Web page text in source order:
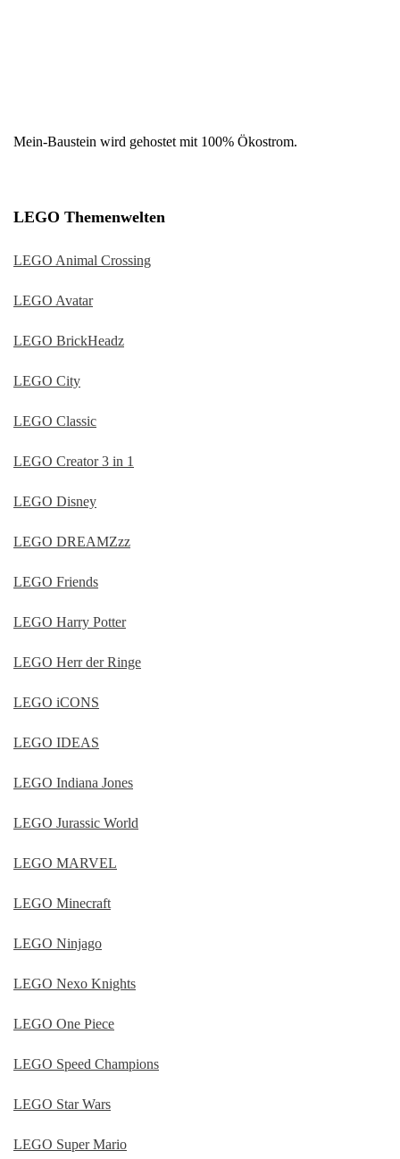
Mein-Baustein wird gehostet mit 100% Ökostrom.
LEGO Themenwelten
LEGO Animal Crossing
LEGO Avatar
LEGO BrickHeadz
LEGO City
LEGO Classic
LEGO Creator 3 in 1
LEGO Disney
LEGO DREAMZzz
LEGO Friends
LEGO Harry Potter
LEGO Herr der Ringe
LEGO iCONS
LEGO IDEAS
LEGO Indiana Jones
LEGO Jurassic World
LEGO MARVEL
LEGO Minecraft
LEGO Ninjago
LEGO Nexo Knights
LEGO One Piece
LEGO Speed Champions
LEGO Star Wars
LEGO Super Mario